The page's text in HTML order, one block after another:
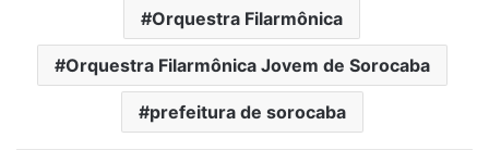
Orquestra Filarmônica
Orquestra Filarmônica Jovem de Sorocaba
prefeitura de sorocaba